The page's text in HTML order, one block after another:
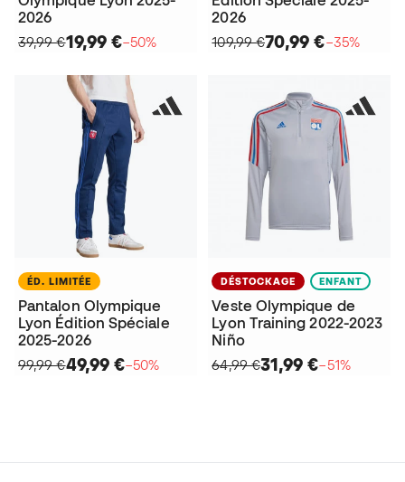
2026
39,99 €19,99 €−50%
2026
109,99 €70,99 €−35%
ÉD. LIMITÉE
Pantalon Olympique
Lyon Édition Spéciale
2025-2026
99,99 €49,99 €−50%
DÉSTOCKAGE ENFANT
Veste Olympique de
Lyon Training 2022-2023
Niño
64,99 €31,99 €−51%